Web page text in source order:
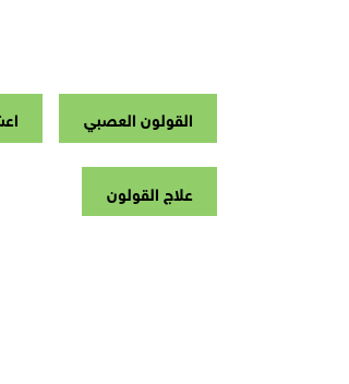
القولون العصبي
علاج القولون